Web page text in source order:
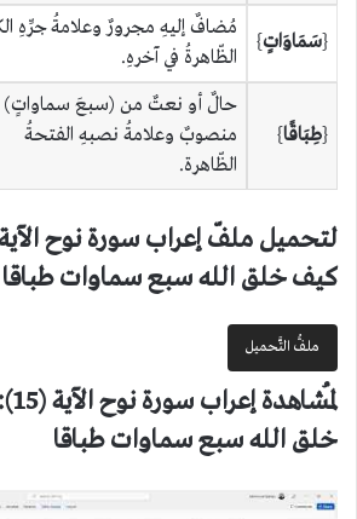
{سَمَاوَاتٍ}
مُضافٌ إليهِ مجرورٌ وعلامةُ جرِّهِ
الظّاهرةُ في آخرهِ.
{طِبَاقًا}
حالٌ أو نعتٌ من (سبعَ سماواتٍ)
منصوبٌ وعلامةُ نصبهِ الفتحةُ
الظّاهرة.
كيف خلق الله سبع سماوات طباقا
ملفُّ التَّحميل
خلق الله سبع سماوات طباقا